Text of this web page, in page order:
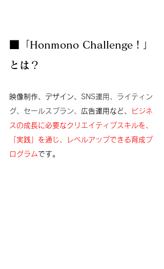
■「Honmono Challenge！」
とは？
映像制作、デザイン、 SNS運用、ライティン
グ、セールスプラン、 広告運用など、
ビジネ
スの成長に必要なクリエイティブスキルを、
「実践」を通じ、レベルアップできる育成プ
ログラムです。